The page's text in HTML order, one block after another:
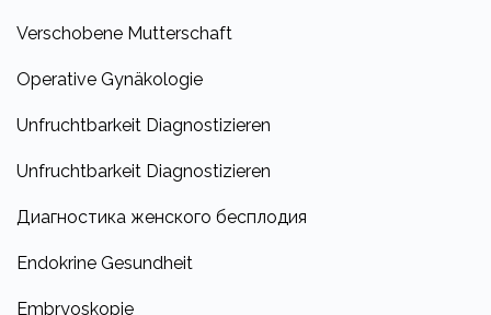
Verschobene Mutterschaft
Operative Gynäkologie
Unfruchtbarkeit Diagnostizieren
Unfruchtbarkeit Diagnostizieren
Диагностика женского бесплодия
Endokrine Gesundheit
Embryoskopie